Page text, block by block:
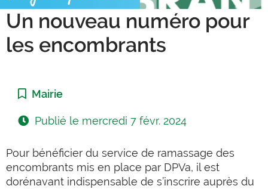
Un nouveau numéro pour
les encombrants
Catégorie :
Mairie
Publié le mercredi 7 févr. 2024
Pour bénéficier du service de ramassage des
encombrants mis en place par DPVa, il est
dorénavant indispensable de s’inscrire auprès du